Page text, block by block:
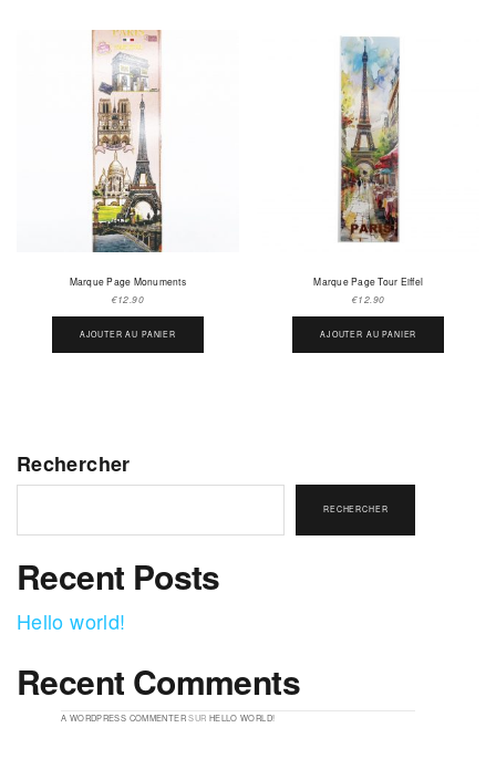
Marque Page Monuments
€12.90
AJOUTER AU PANIER
Marque Page Tour Eiffel
€12.90
AJOUTER AU PANIER
Rechercher
RECHERCHER
Recent Posts
Hello world!
Recent Comments
A WORDPRESS COMMENTERSUR HELLO WORLD!